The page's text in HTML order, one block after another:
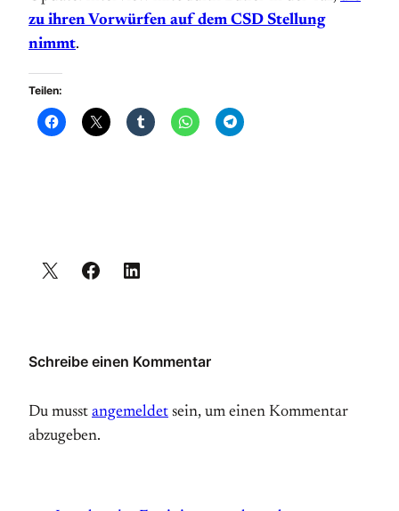
zu ihren Vorwürfen auf dem CSD Stellung
nimmt.
Teilen:
Schreibe einen Kommentar
Du musst angemeldet sein, um einen Kommentar
abzugeben.